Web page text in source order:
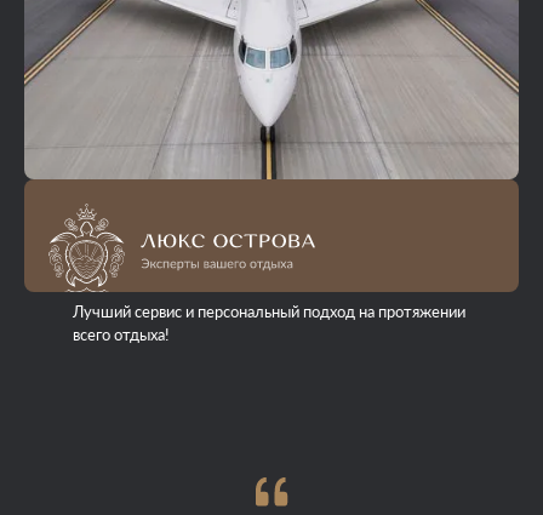
Лучший сервис и персональный подход на протяжении
всего отдыха!